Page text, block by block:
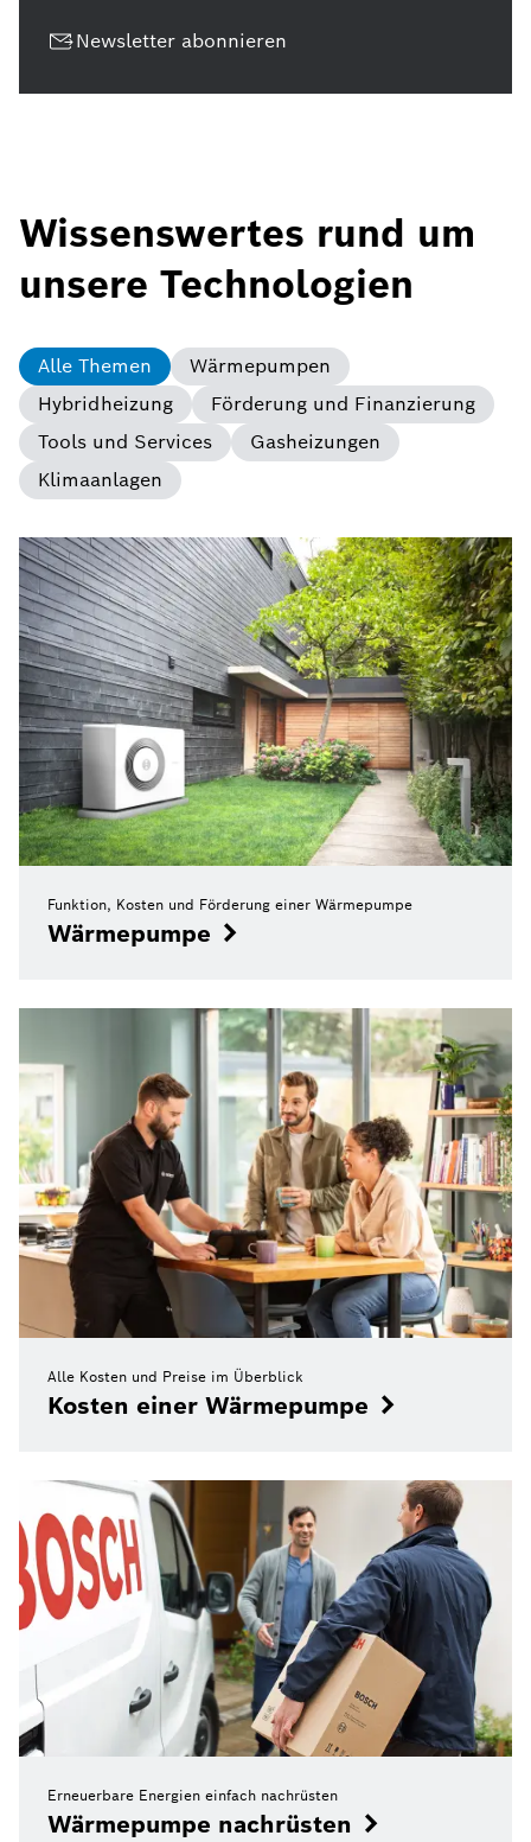
Newsletter abonnieren
Wissenswertes rund um
unsere Technologien
Alle Themen
Wärmepumpen
Hybridheizung
Förderung und Finanzierung
Tools und Services
Gasheizungen
Klimaanlagen
Funktion, Kosten und Förderung einer Wärmepumpe
Wärmepumpe
Alle Kosten und Preise im Überblick
Kosten einer Wärmepumpe
Erneuerbare Energien einfach nachrüsten
Wärmepumpe nachrüsten